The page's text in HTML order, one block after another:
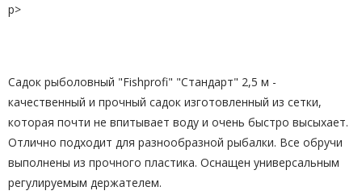
p>
Садок рыболовный "Fishprofi" "Стандарт" 2,5 м -
качественный и прочный садок изготовленный из сетки,
которая почти не впитывает воду и очень быстро высыхает.
Отлично подходит для разнообразной рыбалки. Все обручи
выполнены из прочного пластика. Оснащен универсальным
регулируемым держателем.